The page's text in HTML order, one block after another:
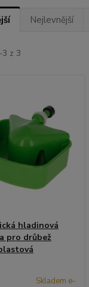
Nejlevnější
z 3
hladinová
pro drůbež
Skladem e-